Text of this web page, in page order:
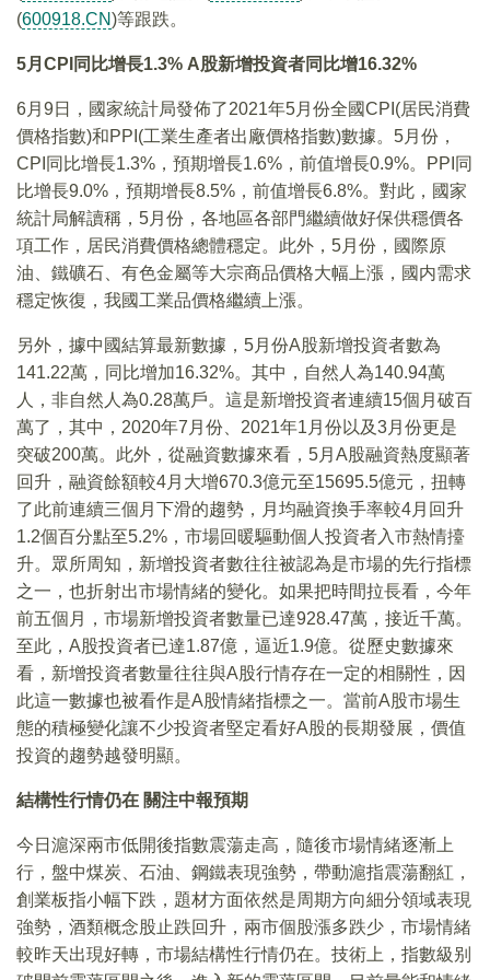
(600918.CN)等跟跌。
5月CPI同比增長1.3% A股新增投資者同比增16.32%
6月9日，國家統計局發佈了2021年5月份全國CPI(居民消費
價格指數)和PPI(工業生產者出廠價格指數)數據。5月份，
CPI同比增長1.3%，預期增長1.6%，前值增長0.9%。PPI同
比增長9.0%，預期增長8.5%，前值增長6.8%。對此，國家
統計局解讀稱，5月份，各地區各部門繼續做好保供穩價各
項工作，居民消費價格總體穩定。此外，5月份，國際原
油、鐵礦石、有色金屬等大宗商品價格大幅上漲，國内需求
穩定恢復，我國工業品價格繼續上漲。
另外，據中國結算最新數據，5月份A股新增投資者數為
141.22萬，同比增加16.32%。其中，自然人為140.94萬
人，非自然人為0.28萬戶。這是新增投資者連續15個月破百
萬了，其中，2020年7月份、2021年1月份以及3月份更是
突破200萬。此外，從融資數據來看，5月A股融資熱度顯著
回升，融資餘額較4月大增670.3億元至15695.5億元，扭轉
了此前連續三個月下滑的趨勢，月均融資換手率較4月回升
1.2個百分點至5.2%，市場回暖驅動個人投資者入市熱情擡
升。眾所周知，新增投資者數往往被認為是市場的先行指標
之一，也折射出市場情緒的變化。如果把時間拉長看，今年
前五個月，市場新增投資者數量已達928.47萬，接近千萬。
至此，A股投資者已達1.87億，逼近1.9億。從歷史數據來
看，新增投資者數量往往與A股行情存在一定的相關性，因
此這一數據也被看作是A股情緒指標之一。當前A股市場生
態的積極變化讓不少投資者堅定看好A股的長期發展，價值
投資的趨勢越發明顯。
結構性行情仍在 關注中報預期
今日滬深兩市低開後指數震蕩走高，隨後市場情緒逐漸上
行，盤中煤炭、石油、鋼鐵表現強勢，帶動滬指震蕩翻紅，
創業板指小幅下跌，題材方面依然是周期方向細分領域表現
強勢，酒類概念股止跌回升，兩市個股漲多跌少，市場情緒
較昨天出現好轉，市場結構性行情仍在。技術上，指數級别